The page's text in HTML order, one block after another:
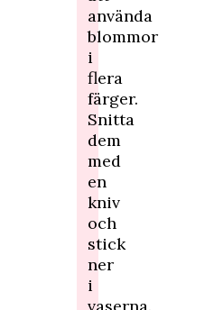
använda
blommor
i
flera
färger.
Snitta
dem
med
en
kniv
och
stick
ner
i